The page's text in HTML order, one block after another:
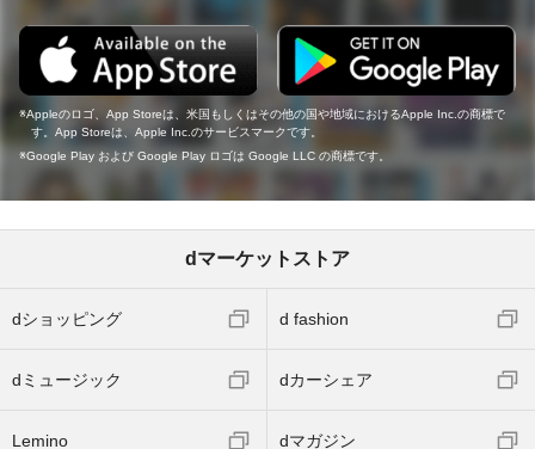
Appleのロゴ、App Storeは、米国もしくはその他の国や地域におけるApple Inc.の商標で
す。App Storeは、Apple Inc.のサービスマークです。
Google Play および Google Play ロゴは Google LLC の商標です。
dマーケットストア
dショッピング d fashion
dミュージック dカーシェア
Lemino dマガジン